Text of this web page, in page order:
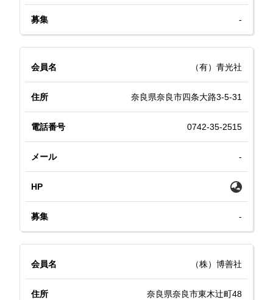
-
（有）青光社
奈良県奈良市四条大路3-5-31
0742-35-2515
-
-
（株）博善社
奈良県奈良市東木辻町48